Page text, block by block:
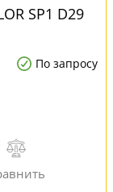
SP1 D29
По запросу